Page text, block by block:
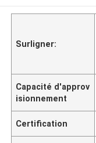
Surligner:
Capacité d'approv
isionnement
Certification